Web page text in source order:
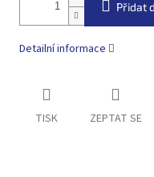
Přidat
Detailní informace
TISK ZEPTAT SE